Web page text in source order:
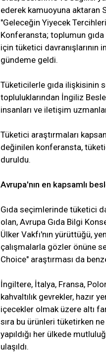
ederek kamuoyuna aktaran
"Geleceğin Yiyecek
Konferansta; toplumun gıda
için tüketici
gündeme geldi.
Tüketicilerle gıda ilişkisinin
topluluklarından İngiliz
insanları ve iletişim
Tüketici araştırmaları
değinilen konferansta,
duruldu.
Avrupa'nın en kapsamlı
Gıda seçimlerinde tüketici
olan, Avrupa Gıda Bilgi
Ülker Vakfı'nın yürüttüğü,
çalışmalarla gözler önüne
Choice" araştırması da
İngiltere, İtalya, Fransa,
kahvaltılık gevrekler, hazır
içecekler olmak üzere altı
sıra bu ürünleri tüketirken
yapıldığı her ülkede
ulaşıldı.